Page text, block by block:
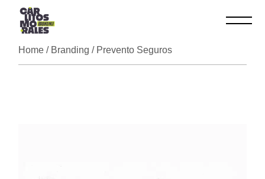
content
Home Branding Prevento Seguros